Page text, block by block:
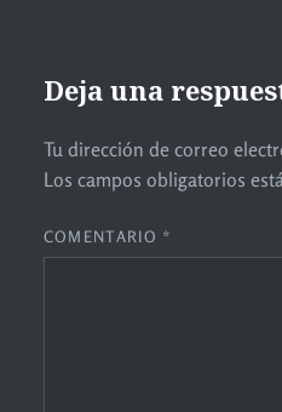
Deja una
Tu dirección de correo
Los campos obligatorios
COMENTARIO *